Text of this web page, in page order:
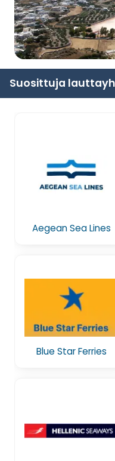
Suosittuja
Aegean Sea Lines
Blue Star Ferries